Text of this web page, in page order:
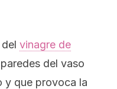
vinagre de
del vaso
y que provoca la